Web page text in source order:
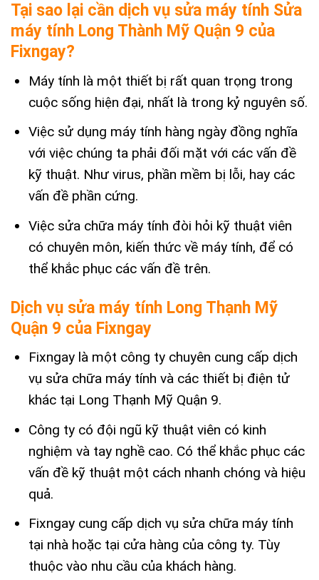
Tại sao lại cần dịch vụ sửa máy tính Sửa
máy tính Long Thành Mỹ Quận 9 của
Fixngay?
Máy tính là một thiết bị rất quan trọng trong
cuộc sống hiện đại, nhất là trong kỷ nguyên số.
Việc sử dụng máy tính hàng ngày đồng nghĩa
với việc chúng ta phải đối mặt với các vấn đề
kỹ thuật. Như virus, phần mềm bị lỗi, hay các
vấn đề phần cứng.
Việc sửa chữa máy tính đòi hỏi kỹ thuật viên
có chuyên môn, kiến thức về máy tính, để có
thể khắc phục các vấn đề trên.
Dịch vụ sửa máy tính Long Thạnh Mỹ
Quận 9 của Fixngay
Fixngay là một công ty chuyên cung cấp dịch
vụ sửa chữa máy tính và các thiết bị điện tử
khác tại Long Thạnh Mỹ Quận 9.
Công ty có đội ngũ kỹ thuật viên có kinh
nghiệm và tay nghề cao. Có thể khắc phục các
vấn đề kỹ thuật một cách nhanh chóng và hiệu
quả.
Fixngay cung cấp dịch vụ sửa chữa máy tính
tại nhà hoặc tại cửa hàng của công ty. Tùy
thuộc vào nhu cầu của khách hàng.